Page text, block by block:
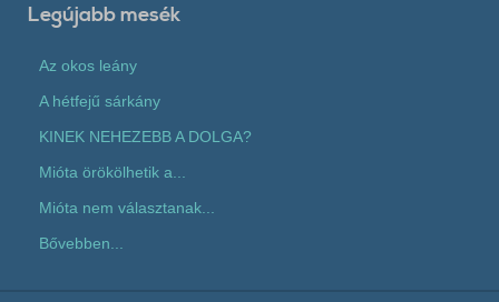
Legújabb mesék
Az okos leány
A hétfejű sárkány
KINEK NEHEZEBB A DOLGA?
Mióta örökölhetik a...
Mióta nem választanak...
Bővebben...